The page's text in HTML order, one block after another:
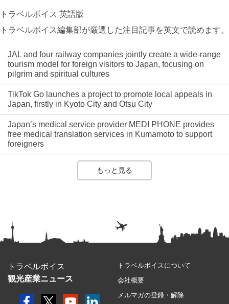
トラベルボイス 英語版
トラベルボイス編集部が厳選した注目記事を英文で読めます。
JAL and four railway companies jointly create a wide-range
tourism model for foreign visitors to Japan, focusing on
pilgrim and spiritual cultures
TikTok Go launches a project to promote local appeals in
Japan, firstly in Kyoto City and Otsu City
Japan’s medical service provider MEDI PHONE provides
free medical translation services in Kumamoto to support
foreigners
もっと見る
トラベルボイス
観光産業ニュース
トラベルボイスについて
会社概要
メルマガの登録・解除